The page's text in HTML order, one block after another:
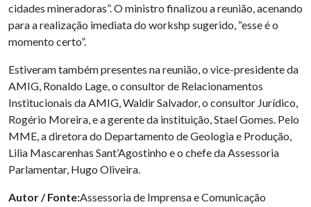
cidades mineradoras”. O ministro finalizou a reunião, acenando
para a realização imediata do workshp sugerido, “esse é o
momento certo”.
Estiveram também presentes na reunião, o vice-presidente da
AMIG, Ronaldo Lage, o consultor de Relacionamentos
Institucionais da AMIG, Waldir Salvador, o consultor Jurídico,
Rogério Moreira, e a gerente da instituição, Stael Gomes. Pelo
MME, a diretora do Departamento de Geologia e Produção,
Lilia Mascarenhas Sant’Agostinho e o chefe da Assessoria
Parlamentar, Hugo Oliveira.
Autor / Fonte:Assessoria de Imprensa e Comunicação